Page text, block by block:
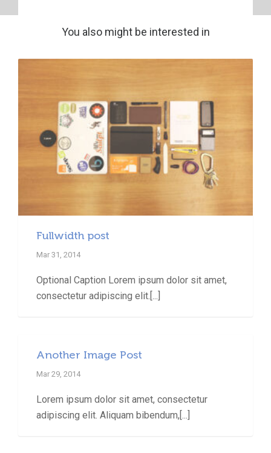
You also might be interested in
Fullwidth post
Mar 31, 2014
Optional Caption Lorem ipsum dolor sit amet,
consectetur adipiscing elit.[...]
Another Image Post
Mar 29, 2014
Lorem ipsum dolor sit amet, consectetur
adipiscing elit. Aliquam bibendum,[...]